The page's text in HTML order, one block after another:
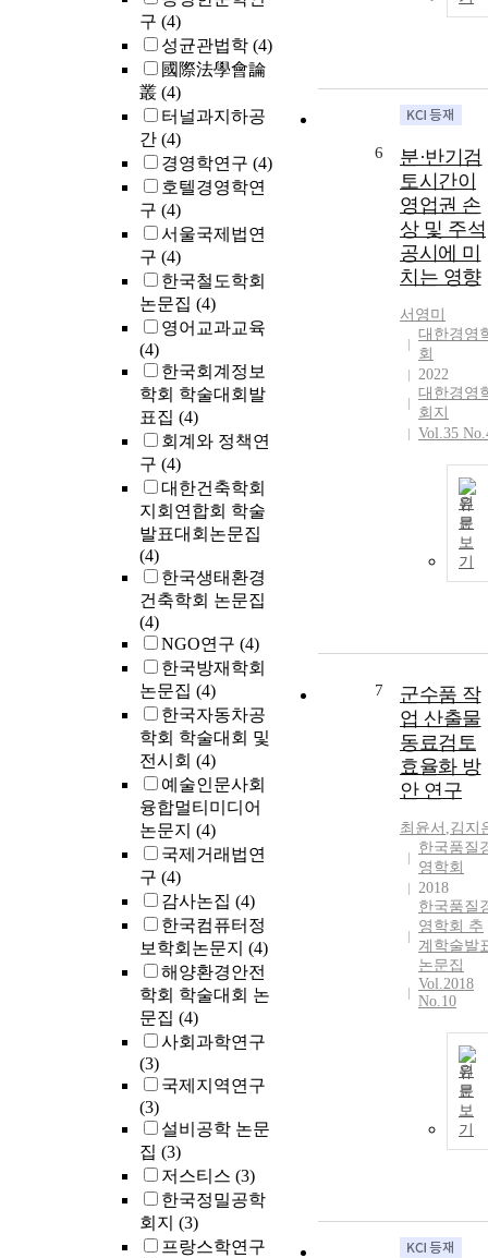
구 (4)
성균관법학 (4)
國際法學會論
叢 (4)
터널과지하공
간 (4)
경영학연구 (4)
호텔경영학연
구 (4)
서울국제법연
구 (4)
한국철도학회
논문집 (4)
영어교과교육
(4)
한국회계정보
학회 학술대회발
표집 (4)
회계와 정책연
구 (4)
대한건축학회
지회연합회 학술
발표대회논문집
(4)
한국생태환경
건축학회 논문집
(4)
NGO연구 (4)
한국방재학회
논문집 (4)
한국자동차공
학회 학술대회 및
전시회 (4)
예술인문사회
융합멀티미디어
논문지 (4)
국제거래법연
구 (4)
감사논집 (4)
한국컴퓨터정
보학회논문지 (4)
해양환경안전
학회 학술대회 논
문집 (4)
사회과학연구
(3)
국제지역연구
(3)
설비공학 논문
집 (3)
저스티스 (3)
한국정밀공학
회지 (3)
프랑스학연구
earnings
management is
companies that
received
internal
review
other than
unqualified.
This means
the reliability
the financial
statements is
lower in the
companies that
received
internal
other than
unqualified.
Second,
the companies
that received
unqualified,
have the
material
weakness have
more earnings
management
companies for
which the
was limited.
Third, the
earnings
management
was lower in
2006 when the
internal
control system
was actively
introduced
transitional
the internal
accounting
6
분·반기검
토시간이
영업권 손
상 및 주석
공시에 미
치는 영향
서영미
대한경영
회
2022
대한경영
회지
Vol.35
원
문
보
기
7
군수품 작
업 산출물
동료검토
효율화 방
안 연구
최윤서 ,김지
한국품질
영학회
2018
한국품질
영학회 추
계학술발
논문집
Vol.2018
No.10
원
문
보
기